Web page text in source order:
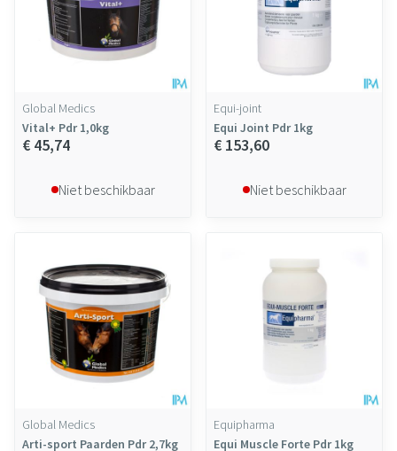
Global Medics
Vital+ Pdr 1,0kg
€ 45,74
Niet beschikbaar
Equi-joint
Equi Joint Pdr 1kg
€ 153,60
Niet beschikbaar
Global Medics
Arti-sport Paarden Pdr 2,7kg
Equipharma
Equi Muscle Forte Pdr 1kg